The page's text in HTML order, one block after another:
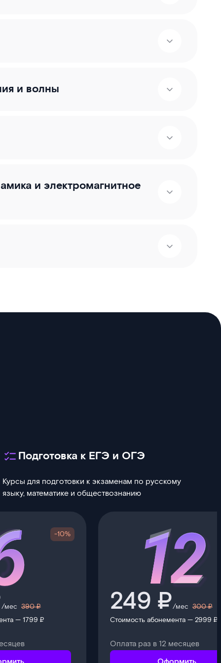
и волны
и электромагнитное
Подготовка к ЕГЭ и ОГЭ
Курсы для подготовки к экзаменам по русскому
языку, математике и обществознанию
-10%
/мес 390 ₽
— 1799 ₽
249 ₽/мес 300 ₽
Стоимость абонемента — 2999 ₽
Оплата раз в 12 месяцев